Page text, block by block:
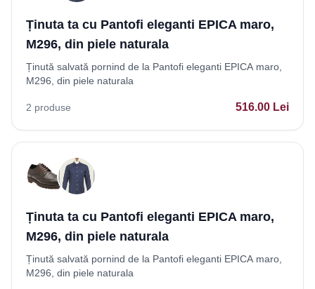
Ținuta ta cu Pantofi eleganti EPICA maro,
M296, din piele naturala
Ținută salvată pornind de la Pantofi eleganti EPICA maro,
M296, din piele naturala
2 produse 516.00 Lei
Ținuta ta cu Pantofi eleganti EPICA maro,
M296, din piele naturala
Ținută salvată pornind de la Pantofi eleganti EPICA maro,
M296, din piele naturala